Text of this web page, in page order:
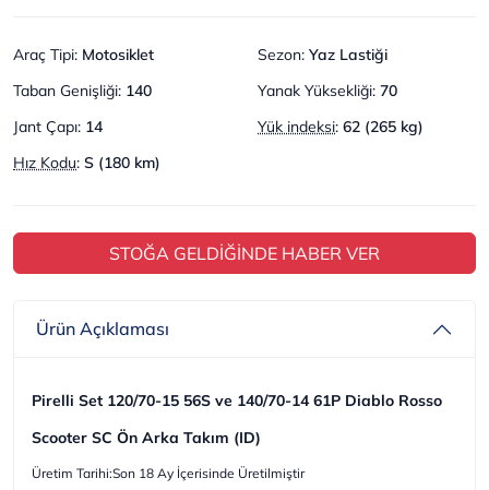
Araç Tipi: Motosiklet Sezon: Yaz Lastiği
Taban Genişliği: 140 Yanak Yüksekliği: 70
Jant Çapı: 14 Yük indeksi: 62 (265 kg)
Hız Kodu: S (180 km)
STOĞA GELDİĞİNDE HABER VER
Ürün Açıklaması
Pirelli Set 120/70-15 56S ve 140/70-14 61P Diablo Rosso
Scooter SC Ön Arka Takım (ID)
Üretim Tarihi:Son 18 Ay İçerisinde Üretilmiştir